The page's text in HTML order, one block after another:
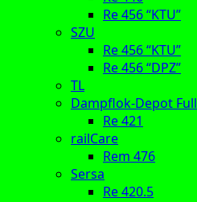
Re 456 “KTU”
SZU
Re 456 “KTU”
Re 456 “DPZ”
TL
Dampflok-Depot Full
Re 421
railCare
Rem 476
Sersa
Re 420.5